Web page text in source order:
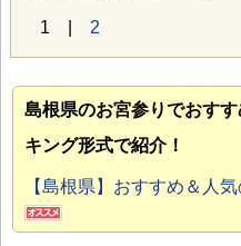
1 | 2
島根県のお宮参りでおす
キング形式で紹介！
【島根県】おすすめ＆人